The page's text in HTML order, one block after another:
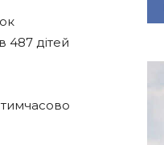
487 дітей